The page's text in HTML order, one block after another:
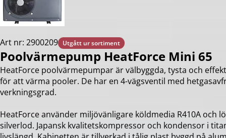
Art nr: 2900209 Utgått ur sortiment
Poolvärmepump HeatForce Mini 65
HeatForce poolvärmepumpar är välbyggda, tysta och
för att värma pooler. De har en 4-vägsventil med
verkningsgrad.
HeatForce använder miljövänligare köldmedia R410A och
silverlod. Japansk kvalitetskompressor och kondensor i